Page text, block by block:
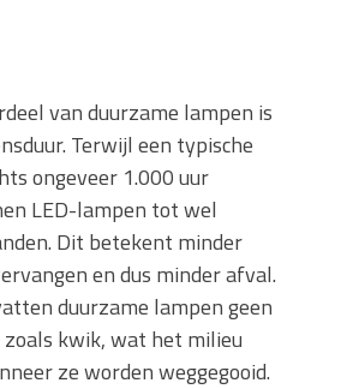
van duurzame lampen is
Terwijl een typische
ongeveer 1.000 uur
LED-lampen tot wel
Dit betekent minder
en dus minder afval.
duurzame lampen geen
kwik, wat het milieu
ze worden weggegooid.